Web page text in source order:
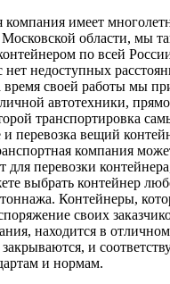
компания имеет
области, мы
по всей
нет недоступных
время своей работы мы
автотехники,
транспортировка
и перевозка вещий
компания
для перевозки
выбрать контейнер
Контейнеры,
своих
находится в
и
и нормам.